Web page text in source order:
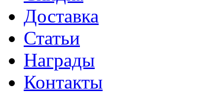
Доставка
Статьи
Награды
Контакты